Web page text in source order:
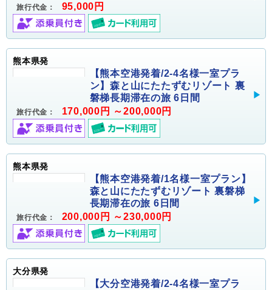
旅行代金： 95,000円
熊本県発
【熊本空港発着/2-4名様一室プラ
ン】森と山にたたずむリゾート 裏
磐梯長期滞在の旅 6日間
旅行代金： 170,000円 ～200,000円
熊本県発
【熊本空港発着/1名様一室プラン】
森と山にたたずむリゾート 裏磐梯
長期滞在の旅 6日間
旅行代金： 200,000円 ～230,000円
大分県発
【大分空港発着/2-4名様一室プラ